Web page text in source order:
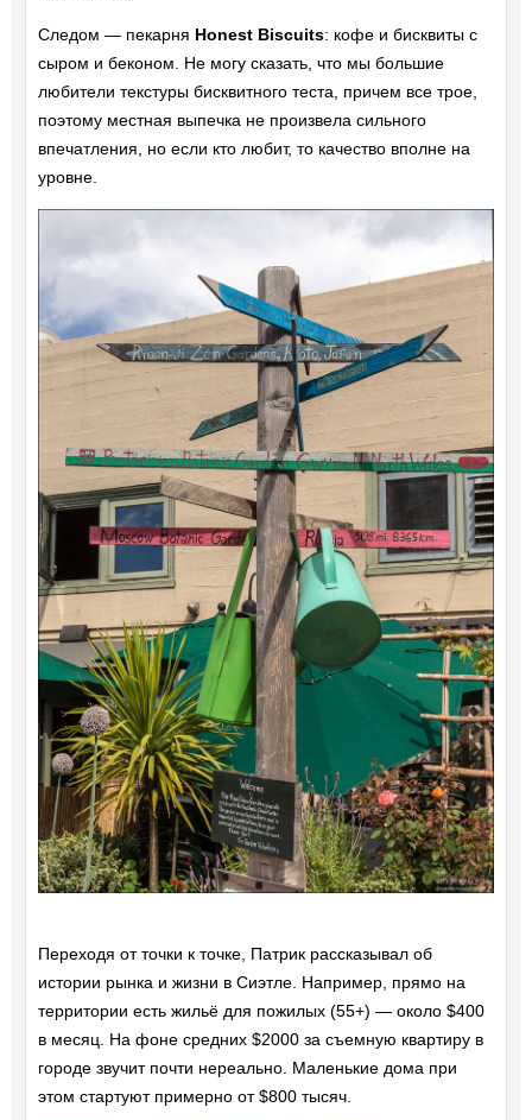
Следом — пекарня Honest Biscuits: кофе и бисквиты с
сыром и беконом. Не могу сказать, что мы большие
любители текстуры бисквитного теста, причем все трое,
поэтому местная выпечка не произвела сильного
впечатления, но если кто любит, то качество вполне на
уровне.
Переходя от точки к точке, Патрик рассказывал об
истории рынка и жизни в Сиэтле. Например, прямо на
территории есть жильё для пожилых (55+) — около $400
в месяц. На фоне средних $2000 за съемную квартиру в
городе звучит почти нереально. Маленькие дома при
этом стартуют примерно от $800 тысяч.